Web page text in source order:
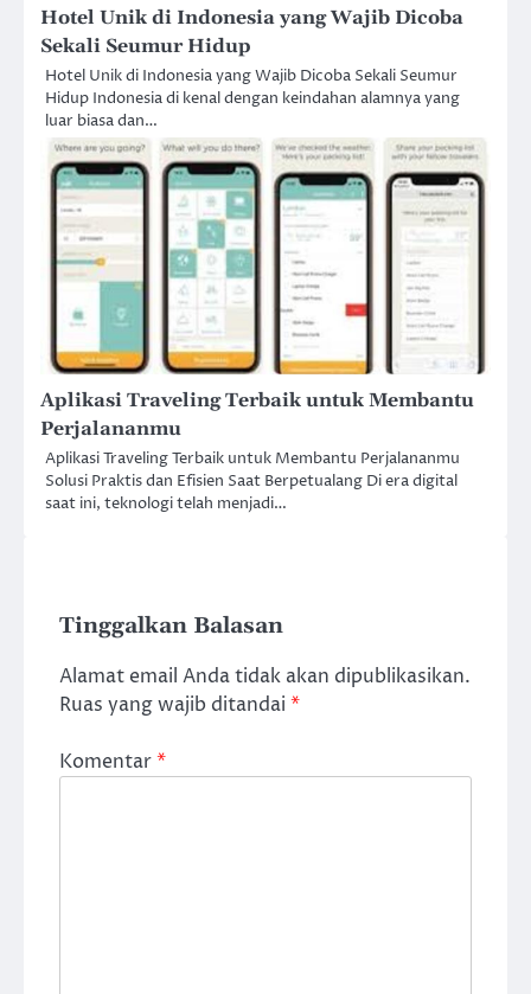
Hotel Unik di Indonesia yang Wajib Dicoba
Sekali Seumur Hidup
Hotel Unik di Indonesia yang Wajib Dicoba Sekali Seumur
Hidup Indonesia di kenal dengan keindahan alamnya yang
luar biasa dan…
Aplikasi Traveling Terbaik untuk Membantu
Perjalananmu
Aplikasi Traveling Terbaik untuk Membantu Perjalananmu
Solusi Praktis dan Efisien Saat Berpetualang Di era digital
saat ini, teknologi telah menjadi…
Tinggalkan Balasan
Alamat email Anda tidak akan dipublikasikan.
Ruas yang wajib ditandai *
Komentar*